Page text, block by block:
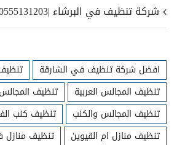
شركة تنظيف في البرشاء |0555131203
افضل شركة تنظيف في الشارقة
تنظيف المجالس العربية
تنظيف
تنظيف المجالس والكنب
تنظيف كنب
تنظيف منازل ام القيوين
تنظيف منازل